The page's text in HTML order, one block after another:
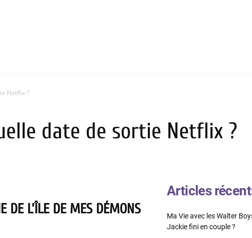
Netflix ?
date de sortie Netflix ?
DE L’ÎLE DE MES DÉMONS
Articles
Ma Vie avec les Walter
Jackie fini en couple ?